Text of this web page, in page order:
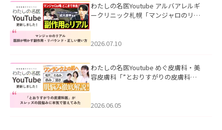
わたしの名医Youtube アルバアレルギ
ークリニック札幌「マンジャロのリア
た。
2026.07.10
わたしの名医Youtube めぐ皮膚科・美
容皮膚科「”とおりすがりの皮膚科
2026.06.05